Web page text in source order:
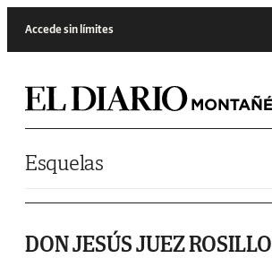
Accede sin límites
Esquelas
DON JESÚS JUEZ ROSILLO